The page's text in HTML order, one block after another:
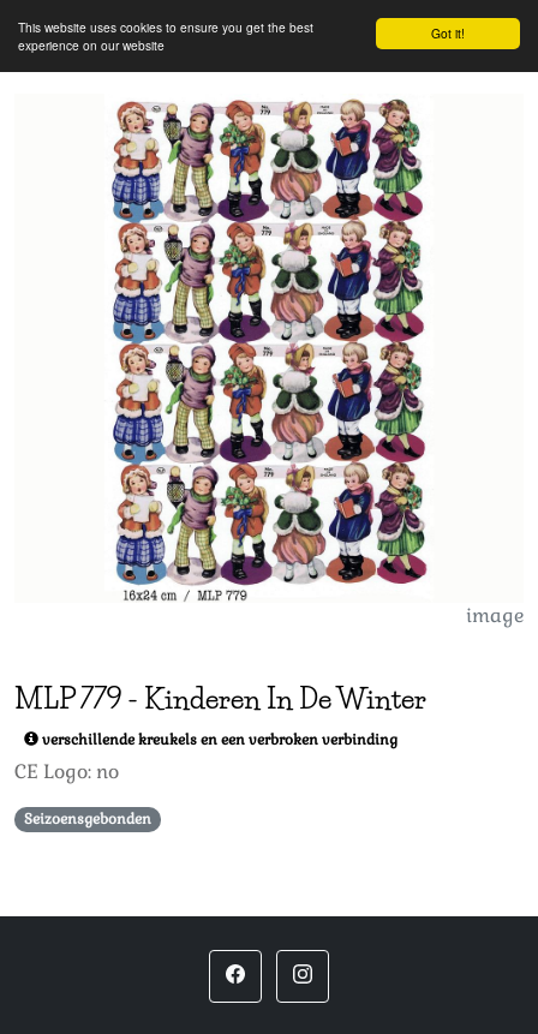
Got it!
This website uses cookies to ensure you get the best
experience on our website
image
MLP779 - Kinderen In De Winter
verschillende kreukels en een verbroken verbinding
CE Logo: no
Seizoensgebonden